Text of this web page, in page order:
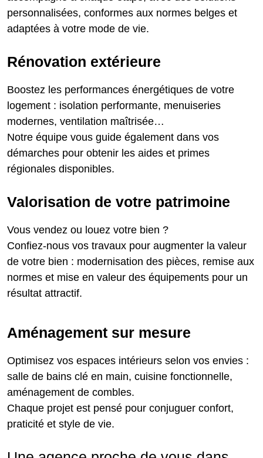
personnalisées, conformes aux normes belges et
adaptées à votre mode de vie.
Rénovation extérieure
Boostez les performances énergétiques de votre
logement : isolation performante, menuiseries
modernes, ventilation maîtrisée…
Notre équipe vous guide également dans vos
démarches pour obtenir les aides et primes
régionales disponibles.
Valorisation de votre patrimoine
Vous vendez ou louez votre bien ?
Confiez-nous vos travaux pour augmenter la valeur
de votre bien : modernisation des pièces, remise aux
normes et mise en valeur des équipements pour un
résultat attractif.
Aménagement sur mesure
Optimisez vos espaces intérieurs selon vos envies :
salle de bains clé en main, cuisine fonctionnelle,
aménagement de combles.
Chaque projet est pensé pour conjuguer confort,
praticité et style de vie.